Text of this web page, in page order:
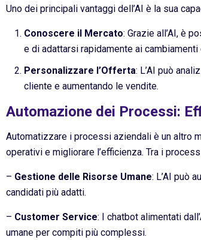
Uno dei principali vantaggi dell’AI è la sua
Conoscere il Mercato: Grazie all’AI, è
e di adattarsi rapidamente ai cambiamenti
Personalizzare l’Offerta: L’AI può
cliente e aumentando le vendite.
Automazione dei Processi:
Automatizzare i processi aziendali è un altro
operativi e migliorare l’efficienza. Tra i
– Gestione delle Risorse Umane: L’AI può
candidati più adatti.
– Customer Service: I chatbot alimentati
umane per compiti più complessi.